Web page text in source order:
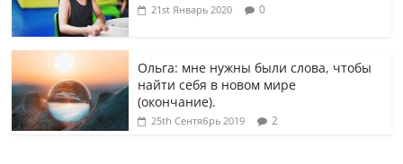
21st Январь 2020 0
Ольга: мне нужны были слова, чтобы
найти себя в новом мире
(окончание).
25th Сентябрь 2019 2